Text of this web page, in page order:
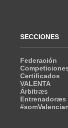
SECCIONES
Federación
Certificados
VALENTA
Árbitræs
Entrenadoræs